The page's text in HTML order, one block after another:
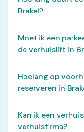
Brakel?
Moet ik een
de verhuislift in
Hoelang op
reserveren in
Kan ik een
verhuisfirma?